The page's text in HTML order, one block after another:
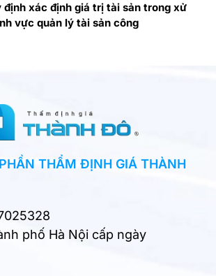
định xác định giá trị tài sản trong xử
vực quản lý tài sản công
THẨM ĐỊNH GIÁ THÀNH
phố Hà Nội cấp ngày